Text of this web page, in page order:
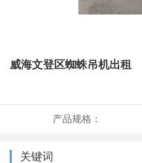
威海文登区蜘蛛吊机出租
产品规格：
关键词